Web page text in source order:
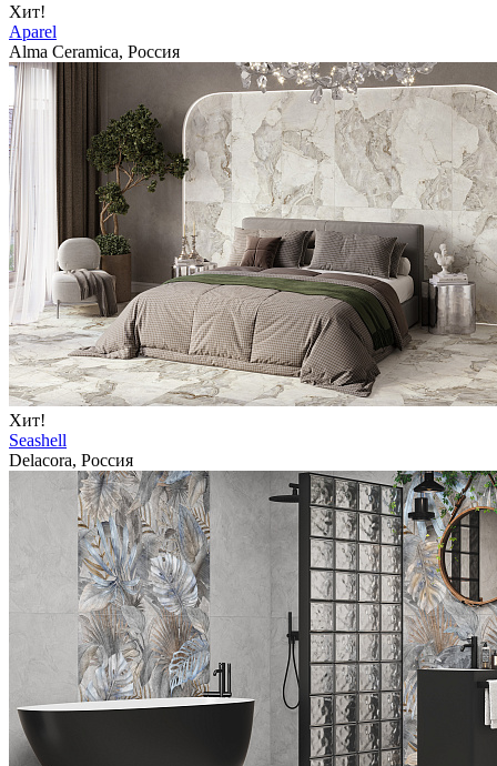
Хит!
Aparel
Alma Ceramica, Россия
Хит!
Seashell
Delacora, Россия